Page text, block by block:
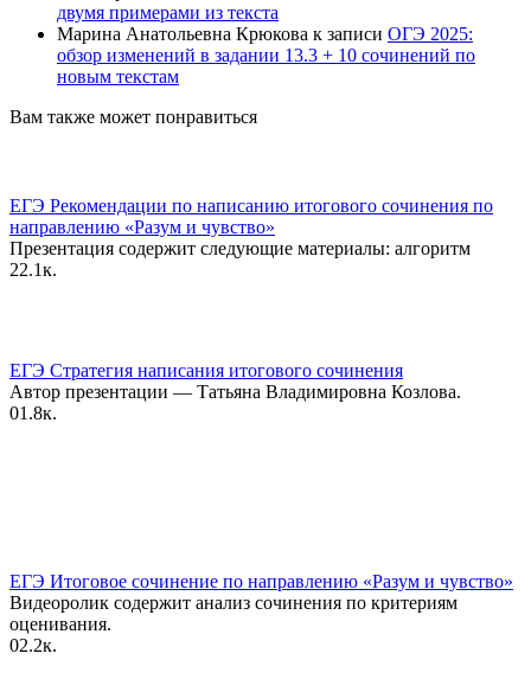
двумя примерами из текста
Марина Анатольевна Крюкова к записи ОГЭ 2025:
обзор изменений в задании 13.3 + 10 сочинений по
новым текстам
Вам также может понравиться
ЕГЭ Рекомендации по написанию итогового сочинения по
направлению «Разум и чувство»
Презентация содержит следующие материалы: алгоритм
22.1к.
ЕГЭ Стратегия написания итогового сочинения
Автор презентации — Татьяна Владимировна Козлова.
01.8к.
ЕГЭ Итоговое сочинение по направлению «Разум и чувство»
Видеоролик содержит анализ сочинения по критериям
оценивания.
02.2к.